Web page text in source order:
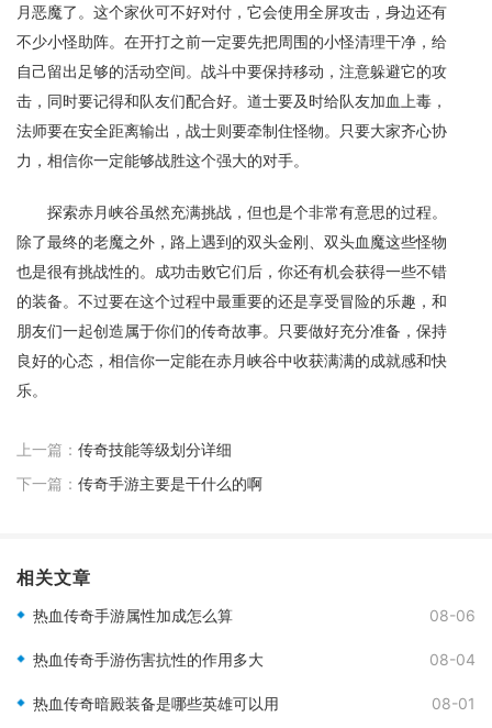
月恶魔了。这个家伙可不好对付，它会使用全屏攻击，身边还有
不少小怪助阵。在开打之前一定要先把周围的小怪清理干净，给
自己留出足够的活动空间。战斗中要保持移动，注意躲避它的攻
击，同时要记得和队友们配合好。道士要及时给队友加血上毒，
法师要在安全距离输出，战士则要牵制住怪物。只要大家齐心协
力，相信你一定能够战胜这个强大的对手。
探索赤月峡谷虽然充满挑战，但也是个非常有意思的过程。
除了最终的老魔之外，路上遇到的双头金刚、双头血魔这些怪物
也是很有挑战性的。成功击败它们后，你还有机会获得一些不错
的装备。不过要在这个过程中最重要的还是享受冒险的乐趣，和
朋友们一起创造属于你们的传奇故事。只要做好充分准备，保持
良好的心态，相信你一定能在赤月峡谷中收获满满的成就感和快
乐。
上一篇： 传奇技能等级划分详细
下一篇： 传奇手游主要是干什么的啊
相关文章
热血传奇手游属性加成怎么算 08-06
热血传奇手游伤害抗性的作用多大 08-04
热血传奇暗殿装备是哪些英雄可以用 08-01